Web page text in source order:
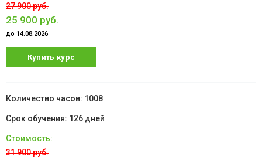
27 900 руб.
25 900 руб.
до 14.08.2026
Купить курс
1008
126 дней
31 900 руб.